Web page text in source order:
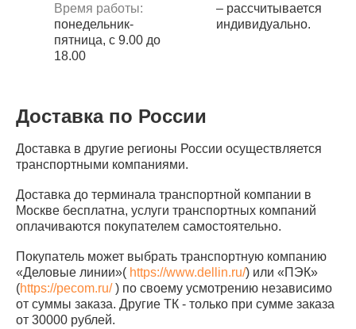
Время работы:
понедельник-
пятница, с 9.00 до
18.00
– рассчитывается
индивидуально.
Доставка по России
Доставка в другие регионы России осуществляется
транспортными компаниями.
Доставка до терминала транспортной компании в
Москве бесплатна, услуги транспортных компаний
оплачиваются покупателем самостоятельно.
Покупатель может выбрать транспортную компанию
«Деловые линии»( https://www.dellin.ru/) или «ПЭК»
(https://pecom.ru/) по своему усмотрению независимо
от суммы заказа. Другие ТК - только при сумме заказа
от 30000 рублей.